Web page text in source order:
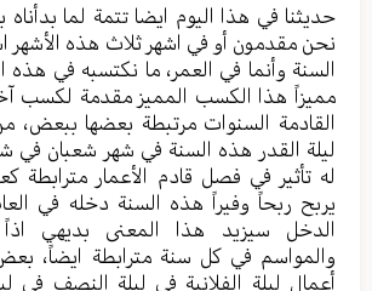
حديثنا في هذا اليوم ايضا تتمة لما بدأناه
نحن مقدمون أو في اشهر ثلاث هذه الأشهر
السنة وأنما في العمر، ما نكتسبه في هذه
مميزاً هذا الكسب المميز مقدمة لكسب
القادمة السنوات مرتبطة بعضها ببعض،
ليلة القدر هذه السنة في شهر شعبان في
له تأثير في فصل قادم الأعمار مترابطة
يربح ربحاً وفيراً هذه السنة دخله في
الدخل سيزيد هذا المعنى بديهي اذاً
والمواسم في كل سنة مترابطة ايضاً،
أعمال ليلة الفلانية في ليلة النصف في